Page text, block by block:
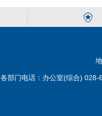
各部门电话：办公室(综合)